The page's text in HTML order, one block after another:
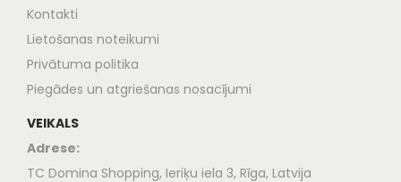
Kontakti
Lietošanas noteikumi
Privātuma politika
Piegādes un atgriešanas nosacījumi
VEIKALS
Adrese:
TC Domina Shopping, Ieriķu iela 3, Rīga, Latvija